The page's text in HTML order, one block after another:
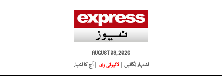
AUGUST 09, 2026
اشتہار لگائیں |
لائیو ٹی وی | آج کا اخبار